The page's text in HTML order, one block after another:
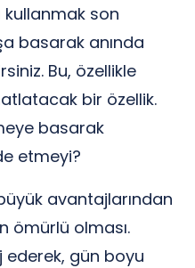
kullanmak son
basarak anında
Bu, özellikle
bir özellik.
basarak
etmeyi?
avantajlarından
ömürlü olması.
gün boyu